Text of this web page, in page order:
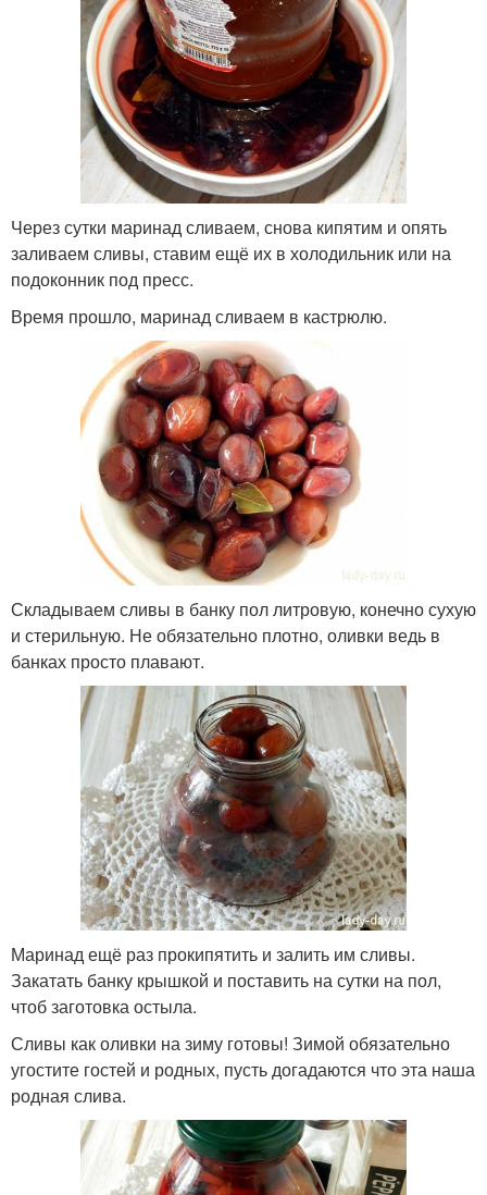
Через сутки маринад сливаем, снова кипятим и опять
заливаем сливы, ставим ещё их в холодильник или на
подоконник под пресс.
Время прошло, маринад сливаем в кастрюлю.
Складываем сливы в банку пол литровую, конечно сухую
и стерильную. Не обязательно плотно, оливки ведь в
банках просто плавают.
Маринад ещё раз прокипятить и залить им сливы.
Закатать банку крышкой и поставить на сутки на пол,
чтоб заготовка остыла.
Сливы как оливки на зиму готовы! Зимой обязательно
угостите гостей и родных, пусть догадаются что эта наша
родная слива.